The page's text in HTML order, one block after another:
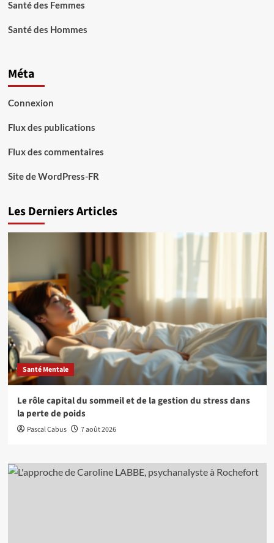
Santé des Femmes
Santé des Hommes
Méta
Connexion
Flux des publications
Flux des commentaires
Site de WordPress-FR
Les Derniers Articles
Santé Mentale
Le rôle capital du sommeil et de la gestion du stress dans
la perte de poids
Pascal Cabus 7 août 2026